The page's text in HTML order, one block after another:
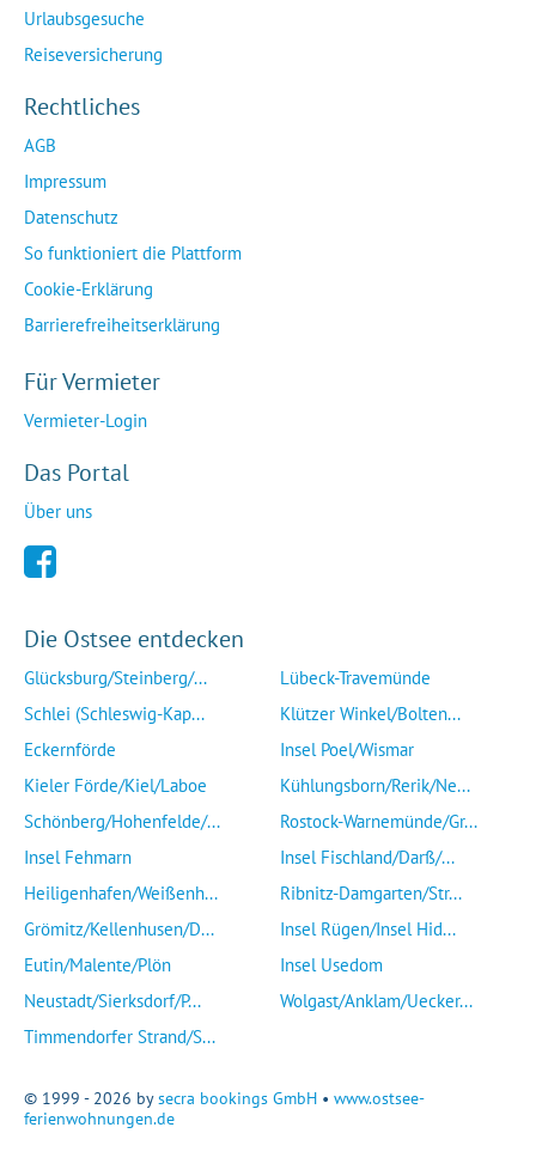
Urlaubsgesuche
Reiseversicherung
Rechtliches
AGB
Impressum
Datenschutz
So funktioniert die Plattform
Cookie-Erklärung
Barrierefreiheitserklärung
Für Vermieter
Vermieter-Login
Das Portal
Über uns
Die Ostsee entdecken
Glücksburg/Steinberg/...
Schlei (Schleswig-Kap...
Eckernförde
Kieler Förde/Kiel/Laboe
Schönberg/Hohenfelde/...
Insel Fehmarn
Heiligenhafen/Weißenh...
Grömitz/Kellenhusen/D...
Eutin/Malente/Plön
Neustadt/Sierksdorf/P...
Timmendorfer Strand/S...
Lübeck-Travemünde
Klützer Winkel/Bolten...
Insel Poel/Wismar
Kühlungsborn/Rerik/Ne...
Rostock-Warnemünde/Gr...
Insel Fischland/Darß/...
Ribnitz-Damgarten/Str...
Insel Rügen/Insel Hid...
Insel Usedom
Wolgast/Anklam/Uecker...
© 1999 - 2026 bysecra bookings GmbH • www.ostsee-
ferienwohnungen.de